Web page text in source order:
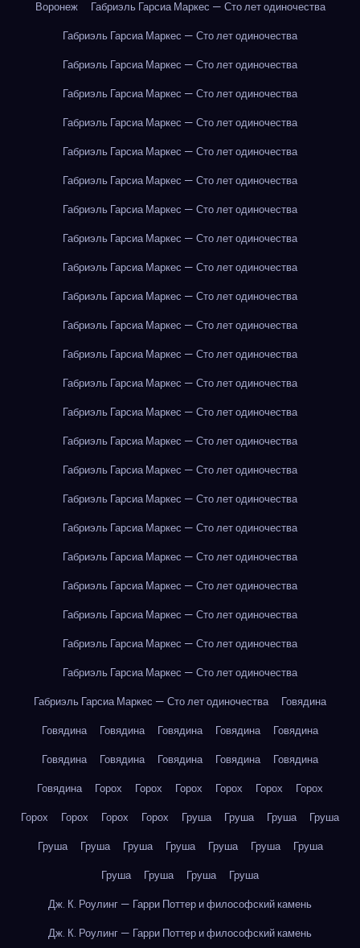
Воронеж
Габриэль Гарсиа Маркес — Сто лет одиночества
Габриэль Гарсиа Маркес — Сто лет одиночества
Габриэль Гарсиа Маркес — Сто лет одиночества
Габриэль Гарсиа Маркес — Сто лет одиночества
Габриэль Гарсиа Маркес — Сто лет одиночества
Габриэль Гарсиа Маркес — Сто лет одиночества
Габриэль Гарсиа Маркес — Сто лет одиночества
Габриэль Гарсиа Маркес — Сто лет одиночества
Габриэль Гарсиа Маркес — Сто лет одиночества
Габриэль Гарсиа Маркес — Сто лет одиночества
Габриэль Гарсиа Маркес — Сто лет одиночества
Габриэль Гарсиа Маркес — Сто лет одиночества
Габриэль Гарсиа Маркес — Сто лет одиночества
Габриэль Гарсиа Маркес — Сто лет одиночества
Габриэль Гарсиа Маркес — Сто лет одиночества
Габриэль Гарсиа Маркес — Сто лет одиночества
Габриэль Гарсиа Маркес — Сто лет одиночества
Габриэль Гарсиа Маркес — Сто лет одиночества
Габриэль Гарсиа Маркес — Сто лет одиночества
Габриэль Гарсиа Маркес — Сто лет одиночества
Габриэль Гарсиа Маркес — Сто лет одиночества
Габриэль Гарсиа Маркес — Сто лет одиночества
Габриэль Гарсиа Маркес — Сто лет одиночества
Габриэль Гарсиа Маркес — Сто лет одиночества
Габриэль Гарсиа Маркес — Сто лет одиночества
Говядина
Говядина
Говядина Говядина Говядина
Говядина
Говядина
Говядина Говядина Говядина
Говядина
Говядина
Горох Горох Горох Горох Горох
Горох
Горох
Горох Горох Горох Груша Груша Груша
Груша
Груша
Груша Груша Груша Груша Груша
Груша
Груша
Груша Груша
Груша
Дж. К. Роулинг — Гарри Поттер и философский камень
Дж. К. Роулинг — Гарри Поттер и философский камень